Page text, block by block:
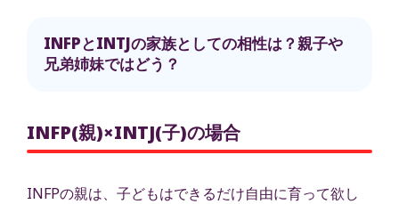
INFPとINTJの家族としての相性は？親子や
兄弟姉妹ではどう？
INFP(親)×INTJ(子)の場合
INFPの親は、子どもはできるだけ自由に育って欲し